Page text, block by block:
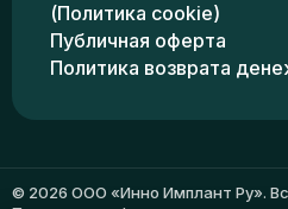
(Политика cookie)
Публичная оферта
Политика возврата
© 2026 ООО «Инно Имплант Ру».